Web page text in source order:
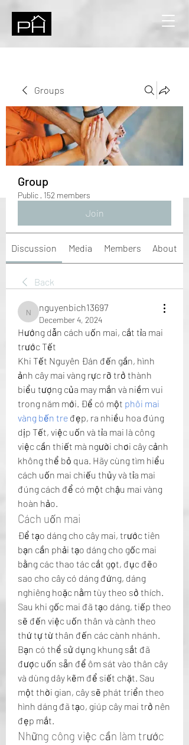
Groups
Group
Public · 152 members
Join
Discussion Media Members About
Back
nguyenbich13697
nguyenbich13697
December 4, 2024
Hướng dẫn cách uốn mai, cắt tỉa mai
trước Tết
Khi Tết Nguyên Đán đến gần, hình
ảnh cây mai vàng rực rỡ trở thành
biểu tượng của may mắn và niềm vui
trong năm mới. Để có một phôi mai
vàng bến tre đẹp, ra nhiều hoa đúng
dịp Tết, việc uốn và tỉa mai là công
việc cần thiết mà người chơi cây cảnh
không thể bỏ qua. Hãy cùng tìm hiểu
cách uốn mai chiếu thủy và tỉa mai
đúng cách để có một chậu mai vàng
hoàn hảo.
Cách uốn mai
Để tạo dáng cho cây mai, trước tiên
bạn cần phải tạo dáng cho gốc mai
bằng các thao tác cắt gọt, đục đẽo
sao cho cây có dáng đứng, dáng
nghiêng hoặc nằm tùy theo sở thích.
Sau khi gốc mai đã tạo dáng, tiếp theo
sẽ đến việc uốn thân và cành theo
thứ tự từ thân đến các cành nhánh.
Bạn có thể sử dụng khung sắt đã
được uốn sẵn để ôm sát vào thân cây
và dùng dây kẽm để siết chặt. Sau
một thời gian, cây sẽ phát triển theo
hình dáng đã tạo, giúp cây mai trở nên
đẹp mắt.
Những công việc cần làm trước